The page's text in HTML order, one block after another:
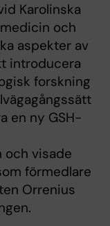
Karolinska
och
aspekter av
introducera
forskning
en ny GSH-
och visade
förmedlare
Orrenius